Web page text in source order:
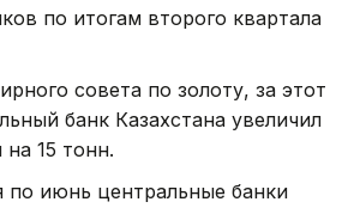
по итогам второго квартала
совета по золоту, за этот
банк Казахстана увеличил
15 тонн.
по июнь центральные банки